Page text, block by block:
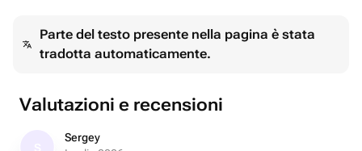
Parte del testo presente nella pagina è stata
tradotta automaticamente.
Valutazioni e recensioni
Sergey